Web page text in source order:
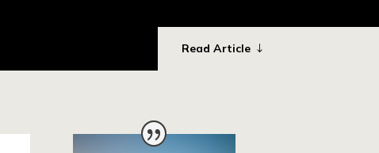
Read Article